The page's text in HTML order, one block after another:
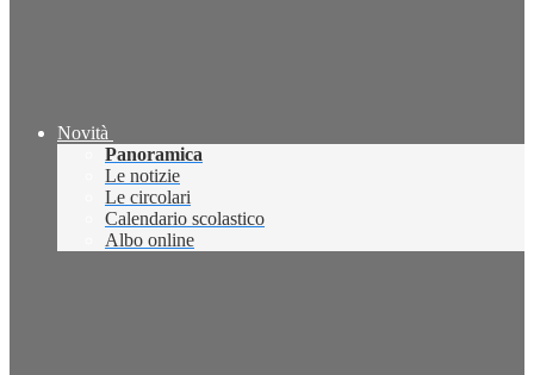
Novità
Panoramica
Le notizie
Le circolari
Calendario scolastico
Albo online